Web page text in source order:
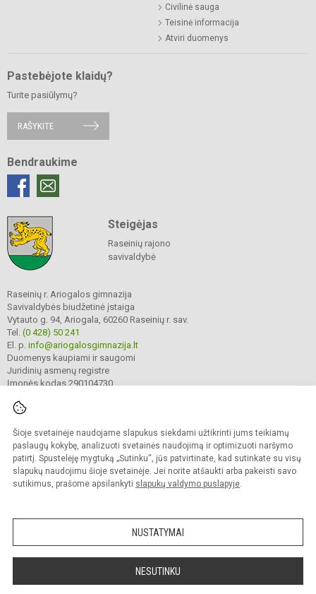
Šioje svetainėje naudojame slapukus siekdami užtikrinti jums teikiamų
paslaugų kokybę, analizuoti svetainės naudojimą ir optimizuoti naršymo
patirtį. Spustelėję mygtuką „Sutinku“, jūs patvirtinate, kad sutinkate su visų
slapukų naudojimu šioje svetainėje. Jei norite atšaukti arba pakeisti savo
sutikimus, prašome apsilankyti slapukų valdymo puslapyje.
NUSTATYMAI
NESUTINKU
Civilinė sauga
Teisinė informacija
Atviri duomenys
Pastebėjote klaidų?
Turite pasiūlymų?
RAŠYKITE
Bendraukime
Steigėjas
Raseinių rajono
savivaldybė
Raseinių r. Ariogalos gimnazija
Savivaldybės biudžetinė įstaiga
Vytauto g. 94, Ariogala, 60260 Raseinių r. sav.
Tel. (0 428) 50 241
El. p. info@ariogalosgimnazija.lt
Duomenys kaupiami ir saugomi
Juridinių asmenų registre
Įmonės kodas 290104730
© 2022. Raseinių r. Ariogalos gimnazija. Visos teisės saugomos.
Kopijuoti turinį be raštiško gimnazijos sutikimo griežtai draudžiama.
Prieinamumo paraiška Slapukų valdymas
Sumanus būdas atnaujinti